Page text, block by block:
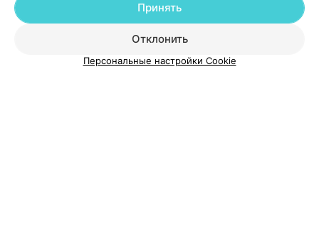
О проекте Новости проекта
Размещение рекламы
Медицинский маркетинг
Публичный договор
Пользовательское соглашение
Способы оплаты
Отклонить
Принять
Персональные настройки Cookie